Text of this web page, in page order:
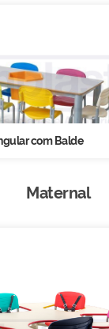
com Balde
Maternal